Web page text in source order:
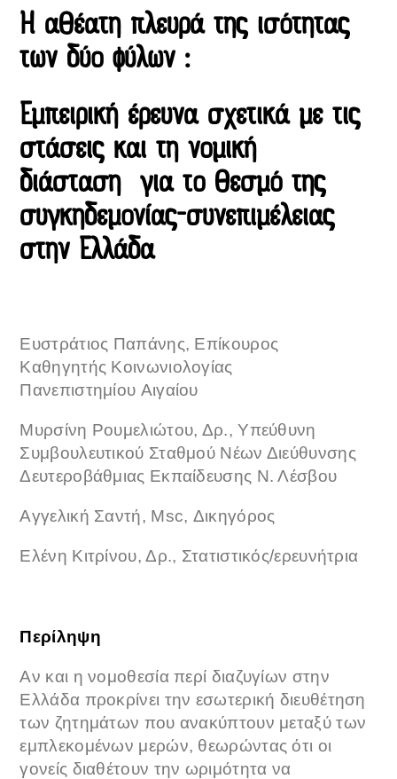
Η αθέατη πλευρά της ισότητας
των δύο φύλων :
Εμπειρική έρευνα σχετικά με τις
στάσεις και τη νομική
διάστασηγια το θεσμό της
συγκηδεμονίας-συνεπιμέλειας
στην Ελλάδα
Ευστράτιος Παπάνης, Επίκουρος
Καθηγητής Κοινωνιολογίας
Πανεπιστημίου Αιγαίου
Μυρσίνη Ρουμελιώτου, Δρ., Υπεύθυνη
Συμβουλευτικού Σταθμού Νέων Διεύθυνσης
Δευτεροβάθμιας Εκπαίδευσης Ν. Λέσβου
Αγγελική Σαντή, Msc, Δικηγόρος
Ελένη Κιτρίνου, Δρ., Στατιστικός/ερευνήτρια
Περίληψη
Αν και η νομοθεσία περί διαζυγίων στην
Ελλάδα προκρίνει την εσωτερική διευθέτηση
των ζητημάτων που ανακύπτουν μεταξύ των
εμπλεκομένων μερών, θεωρώντας ότι οι
γονείς διαθέτουν την ωριμότητα να